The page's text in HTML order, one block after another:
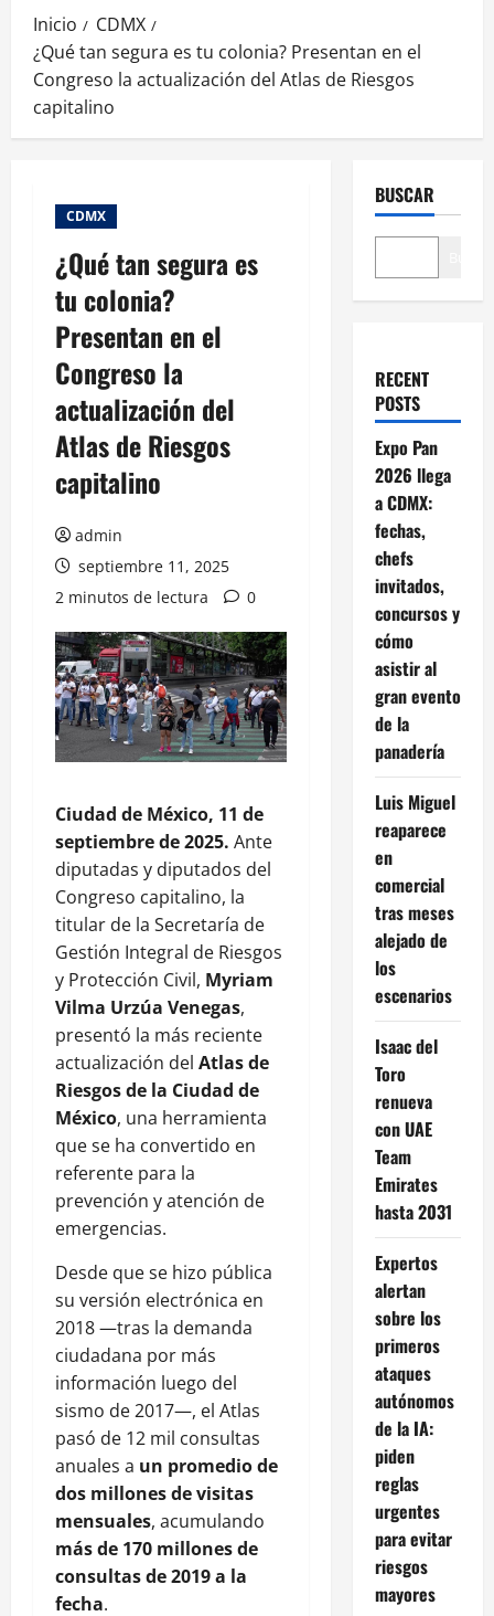
Inicio
CDMX
¿Qué tan segura es tu colonia? Presentan en el
Congreso la actualización del Atlas de Riesgos
capitalino
CDMX
¿Qué tan segura es
tu colonia?
Presentan en el
Congreso la
actualización del
Atlas de Riesgos
capitalino
admin
septiembre 11, 2025
2 minutos de lectura
0
Ciudad de México, 11 de
septiembre de 2025. Ante
diputadas y diputados del
Congreso capitalino, la
titular de la Secretaría de
Gestión Integral de Riesgos
y Protección Civil, Myriam
Vilma Urzúa Venegas,
presentó la más reciente
actualización del Atlas de
Riesgos de la Ciudad de
México, una herramienta
que se ha convertido en
referente para la
prevención y atención de
emergencias.
Desde que se hizo pública
su versión electrónica en
2018 —tras la demanda
ciudadana por más
información luego del
sismo de 2017—, el Atlas
pasó de 12 mil consultas
anuales a un promedio de
dos millones de visitas
mensuales, acumulando
más de 170 millones de
consultas de 2019 a la
fecha.
BUSCAR
RECENT
POSTS
Expo Pan
2026 llega
a CDMX:
fechas,
chefs
invitados,
concursos y
cómo
asistir al
gran evento
de la
panadería
Luis Miguel
reaparece
en
comercial
tras meses
alejado de
los
escenarios
Isaac del
Toro
renueva
con UAE
Team
Emirates
hasta 2031
Expertos
alertan
sobre los
primeros
ataques
autónomos
de la IA:
piden
reglas
urgentes
para evitar
riesgos
mayores